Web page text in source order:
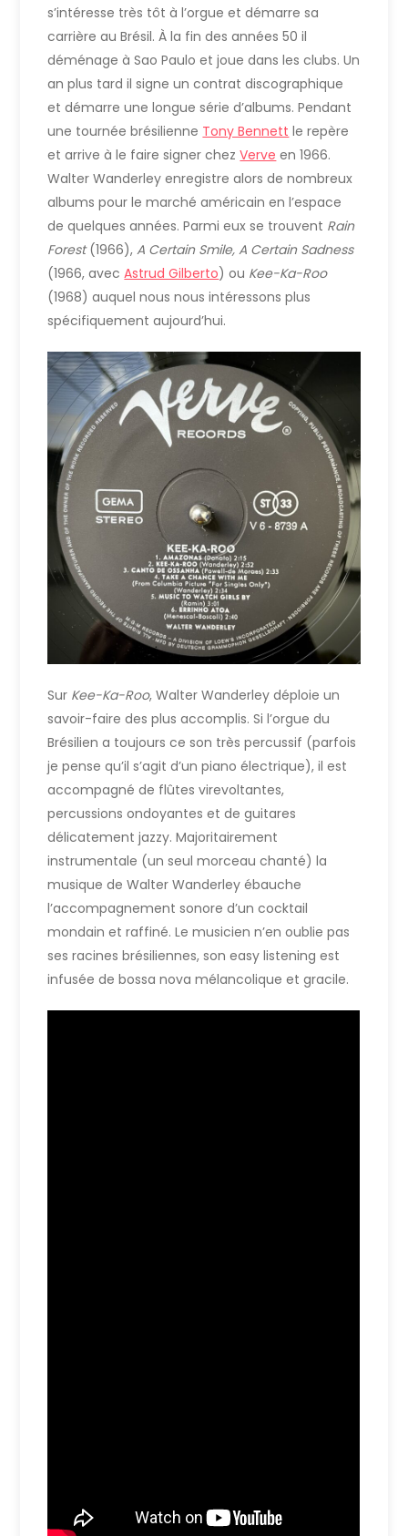
s’intéresse très tôt à l’orgue et démarre sa
carrière au Brésil. À la fin des années 50 il
déménage à Sao Paulo et joue dans les clubs. Un
an plus tard il signe un contrat discographique
et démarre une longue série d’albums. Pendant
une tournée brésilienne Tony Bennett le repère
et arrive à le faire signer chezVerve en 1966.
Walter Wanderley enregistre alors de nombreux
albums pour le marché américain en l’espace
de quelques années. Parmi eux se trouvent Rain
Forest(1966),A Certain Smile, A Certain Sadness
(1966, avecAstrud Gilberto) ou Kee-Ka-Roo
(1968) auquel nous nous intéressons plus
spécifiquement aujourd’hui.
Sur Kee-Ka-Roo, Walter Wanderley déploie un
savoir-faire des plus accomplis. Si l’orgue du
Brésilien a toujours ce son très percussif (parfois
je pense qu’il s’agit d’un piano électrique), il est
accompagné de flûtes virevoltantes,
percussions ondoyantes et de guitares
délicatement jazzy. Majoritairement
instrumentale (un seul morceau chanté) la
musique de Walter Wanderley ébauche
l’accompagnement sonore d’un cocktail
mondain et raffiné. Le musicien n’en oublie pas
ses racines brésiliennes, son easy listening est
infusée de bossa nova mélancolique et gracile.